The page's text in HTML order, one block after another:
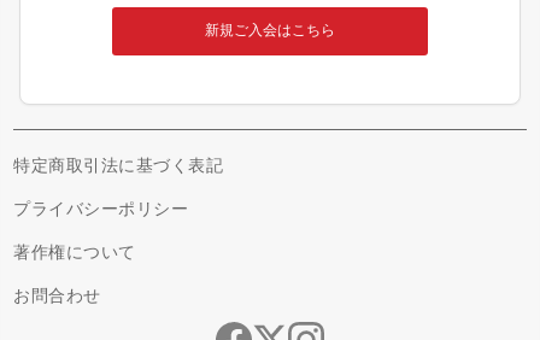
新規ご入会はこちら
特定商取引法に基づく表記
プライバシーポリシー
著作権について
お問合わせ